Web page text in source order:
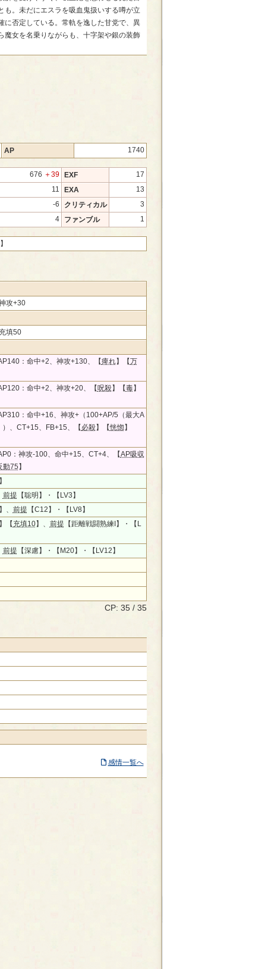
も。未だにエスラを吸血鬼扱いする噂が立
に否定している。常軌を逸した甘党で、異
魔女を名乗りながらも、十字架や銀の装飾
AP 1740
676 ＋39 EXF
17
11 EXA
13
-6 クリティカル
3
4 ファンブル 1
攻+30
填50
：命中+2、神攻+130、【痺れ】【万
：命中+2、神攻+20、【呪殺】【毒】
：命中+16、神攻+（100+AP/5（最大A
）、CT+15、FB+15、【 必殺】【恍惚】
：神攻-100、命中+15、CT+4、【AP吸収
動75 】
】
前提 【聡明】・【LV3】
】、 前提 【C12】・【LV8】
【 充填10】、 前提 【距離戦闘熟練I】・【L
前提 【深慮】・【M20】・【LV12】
CP: 35 / 35
感情一覧へ